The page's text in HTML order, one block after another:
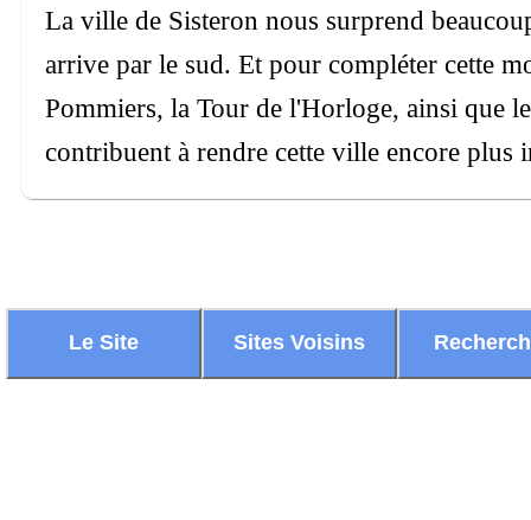
La ville de Sisteron nous surprend
arrive par le sud. Et pour compléter cette
Pommiers, la Tour de l'Horloge, ainsi que
contribuent à rendre cette ville encore plus
Le Site Sites Voisins